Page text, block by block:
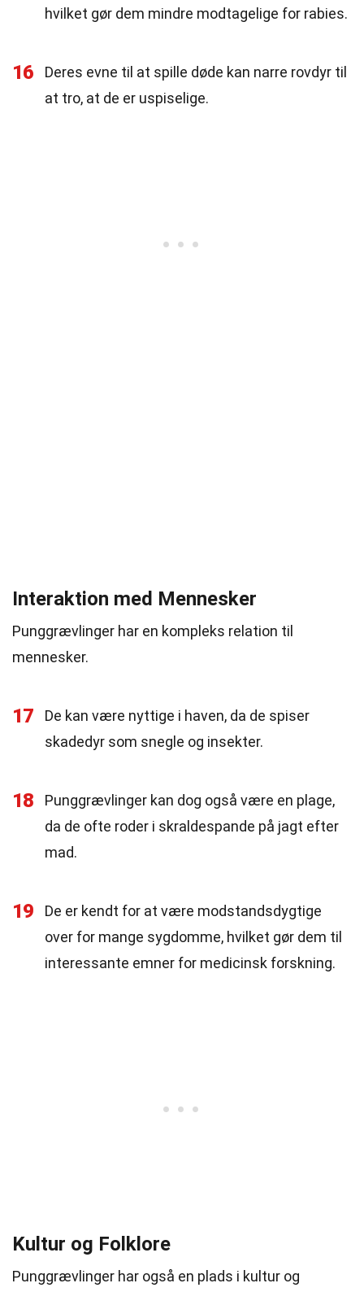
hvilket gør dem mindre modtagelige for rabies.
16
Deres evne til at spille døde kan narre rovdyr til
at tro, at de er uspiselige.
Interaktion med Mennesker
Punggrævlinger har en kompleks relation til
mennesker.
17
De kan være nyttige i haven, da de spiser
skadedyr som snegle og insekter.
18
Punggrævlinger kan dog også være en plage,
da de ofte roder i skraldespande på jagt efter
mad.
19
De er kendt for at være modstandsdygtige
over for mange sygdomme, hvilket gør dem til
interessante emner for medicinsk forskning.
Kultur og Folklore
Punggrævlinger har også en plads i kultur og